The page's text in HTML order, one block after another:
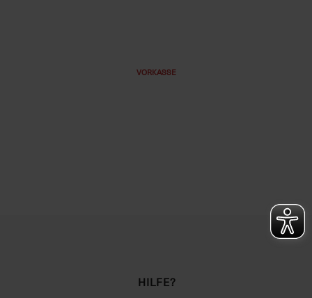
VORKASSE
HILFE?